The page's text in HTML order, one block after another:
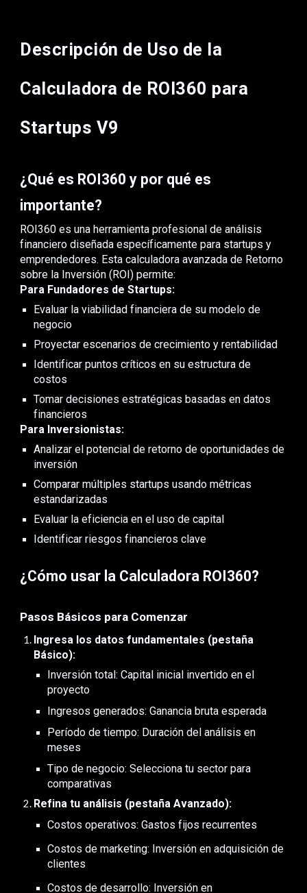
Descripción de Uso de la
Calculadora de ROI360 para
Startups V9
¿Qué es ROI360 y por qué es
importante?
ROI360 es una herramienta profesional de análisis
financiero diseñada específicamente para startups y
emprendedores. Esta calculadora avanzada de Retorno
sobre la Inversión (ROI) permite:
Para Fundadores de Startups:
Evaluar la viabilidad financiera de su modelo de
negocio
Proyectar escenarios de crecimiento y rentabilidad
Identificar puntos críticos en su estructura de
costos
Tomar decisiones estratégicas basadas en datos
financieros
Para Inversionistas:
Analizar el potencial de retorno de oportunidades de
inversión
Comparar múltiples startups usando métricas
estandarizadas
Evaluar la eficiencia en el uso de capital
Identificar riesgos financieros clave
¿Cómo usar la Calculadora ROI360?
Pasos Básicos para Comenzar
Ingresa los datos fundamentales (pestaña
Básico):
Inversión total: Capital inicial invertido en el
proyecto
Ingresos generados: Ganancia bruta esperada
Período de tiempo: Duración del análisis en
meses
Tipo de negocio: Selecciona tu sector para
comparativas
Refina tu análisis (pestaña Avanzado):
Costos operativos: Gastos fijos recurrentes
Costos de marketing: Inversión en adquisición de
clientes
Costos de desarrollo: Inversión en